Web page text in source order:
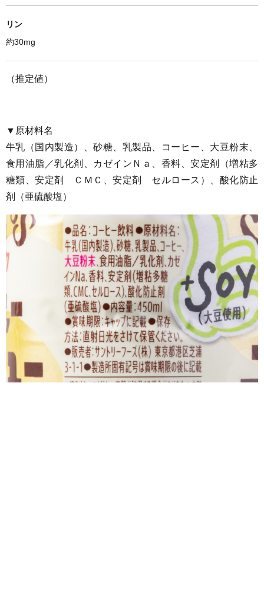
リン
約30mg
（推定値）
▼原材料名
牛乳（国内製造）、砂糖、乳製品、コーヒー、大豆粉末、
食用油脂／乳化剤、カゼインＮａ、香料、安定剤（増粘多
糖類、安定剤 ＣＭＣ、安定剤 セルロース）、酸化防止
剤（亜硫酸塩）